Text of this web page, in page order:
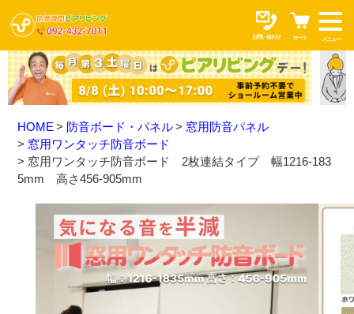
お問い合わせ カート メニュー
HOME 防音ボード・パネル
窓用防音パネル
窓用ワンタッチ防音ボード
窓用ワンタッチ防音ボード 2枚連結タイプ 幅1216-183
5mm 高さ456-905mm